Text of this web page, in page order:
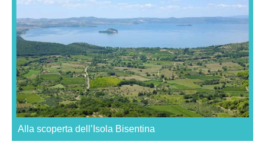
Alla scoperta dell’Isola Bisentina